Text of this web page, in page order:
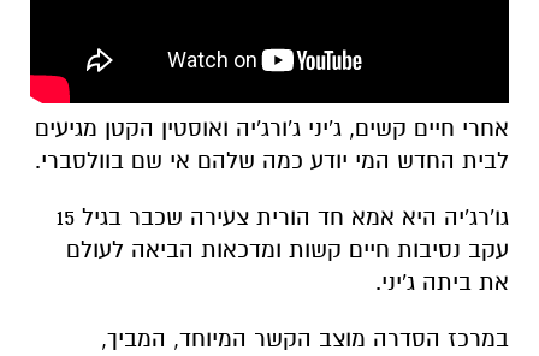
אחרי חיים קשים, ג'יני ג'ורג'יה ואוסטין הקטן מגיעים
לבית החדש המי יודע כמה שלהם אי שם בוולסברי.
גו'רג'יה היא אמא חד הורית צעירה שכבר בגיל 15
עקב נסיבות חיים קשות ומדכאות הביאה לעולם
את ביתה ג'יני.
במרכז הסדרה מוצב הקשר המיוחד, המביך,